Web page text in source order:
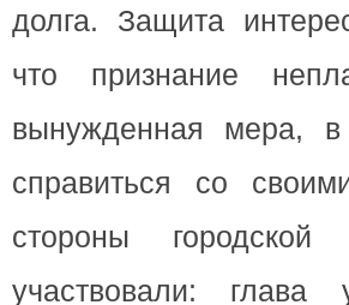
долга. Защита
что признание
вынужденная мера, в
справиться со
стороны
участвовали: глава